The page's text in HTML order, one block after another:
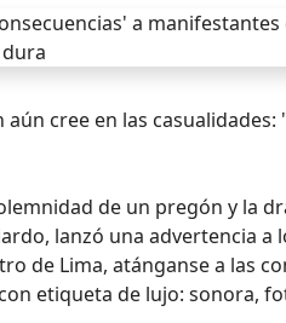
cree en las
de un pregón y la
lanzó una advertencia
de Lima, atánganse a las
etiqueta de lujo: sonora,